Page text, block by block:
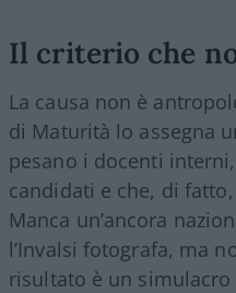
Il criterio che
La causa non è
di Maturità lo assegna
pesano i docenti
candidati e che, di
Manca un’ancora
l’Invalsi fotografa, ma
risultato è un simulacro